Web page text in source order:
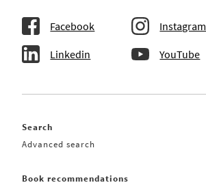
Facebook Instagram
Linkedin YouTube
Search
Advanced search
Book recommendations